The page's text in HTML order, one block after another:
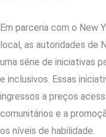
Em parceria com o New
local, as autoridades de
uma série de iniciativas
e inclusivos. Essas
ingressos a preços
comunitários e a
os níveis de habilidade.